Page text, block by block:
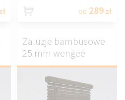
zł od 289 zł
Żaluzje bambusowe
25 mm wengee